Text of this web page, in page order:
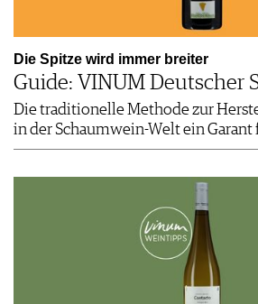
Die Spitze wird immer breiter
Guide: VINUM Deutscher
Die traditionelle Methode zur
in der Schaumwein-Welt ein Garant